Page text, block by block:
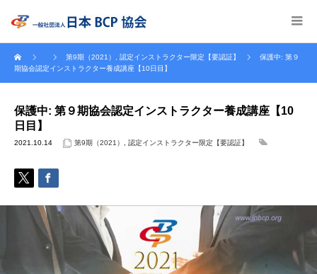
第9期（2021） 認定インストラクター限定【要認証】
保護中: 第９
期協会認定インストラクター養成講座【10日目】
保護中: 第９期協会認定インストラクター養成講座【10
日目】
2021.10.14 第9期（2021） 認定インストラクター限定【要認証】